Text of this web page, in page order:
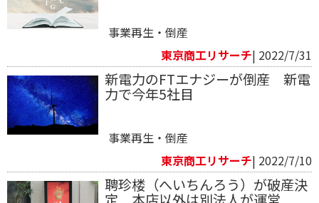
事業再生・倒産
東京商工リサーチ| 2022/7/31
新電力のFTエナジーが倒産 新電
力で今年5社目
事業再生・倒産
東京商工リサーチ| 2022/7/10
聘珍楼（へいちんろう）が破産決